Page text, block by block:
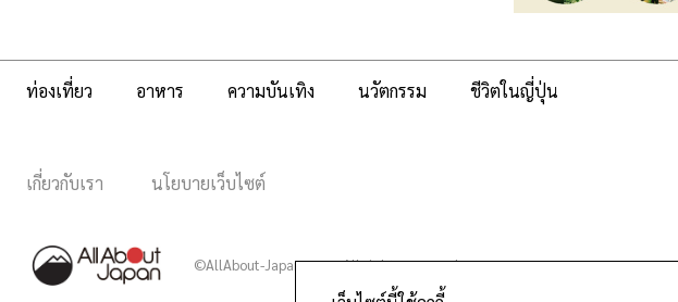
ท่องเที่ยว อาหาร ความบันเทิง นวัตกรรม ชีวิตในญี่ปุ่น
เกี่ยวกับเรา นโยบายเว็บไซต์
©AllAbout-Japan.com - All rights reserved.